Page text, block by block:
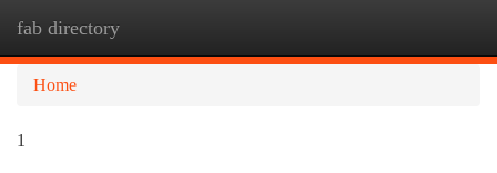
fab directory
Home
1